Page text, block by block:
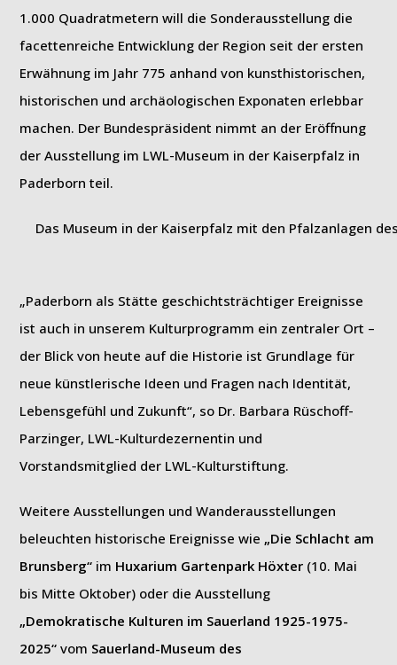
1.000 Quadratmetern will die Sonderausstellung die
facettenreiche Entwicklung der Region seit der ersten
Erwähnung im Jahr 775 anhand von kunsthistorischen,
historischen und archäologischen Exponaten erlebbar
machen. Der Bundespräsident nimmt an der Eröffnung
der Ausstellung im LWL-Museum in der Kaiserpfalz in
Paderborn teil.
Das Museum in der Kaiserpfalz mit den Pfalzanlagen
„Paderborn als Stätte geschichtsträchtiger Ereignisse
ist auch in unserem Kulturprogramm ein zentraler Ort –
der Blick von heute auf die Historie ist Grundlage für
neue künstlerische Ideen und Fragen nach Identität,
Lebensgefühl und Zukunft“, so Dr. Barbara Rüschoff-
Parzinger, LWL-Kulturdezernentin und
Vorstandsmitglied der LWL-Kulturstiftung.
Weitere Ausstellungen und Wanderausstellungen
beleuchten historische Ereignisse wie „Die Schlacht am
Brunsberg“ im Huxarium Gartenpark Höxter (10. Mai
bis Mitte Oktober) oder die Ausstellung
„Demokratische Kulturen im Sauerland 1925-1975-
2025“ vom Sauerland-Museum des